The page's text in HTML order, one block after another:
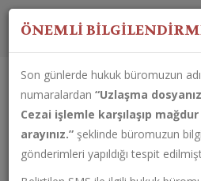
Çalışma Saatleri:Pazartesi-
ÖNEMLİ
Son günlerde hukuk büromuzun
numaralardan “Uzlaşma
Cezai işlemle karşılaşıp
arayınız.” şeklinde büromuzun
gönderimleri yapıldığı tespit